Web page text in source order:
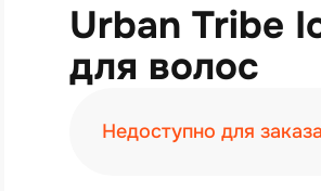
Urban Tribe
для волос
Недоступно для заказа